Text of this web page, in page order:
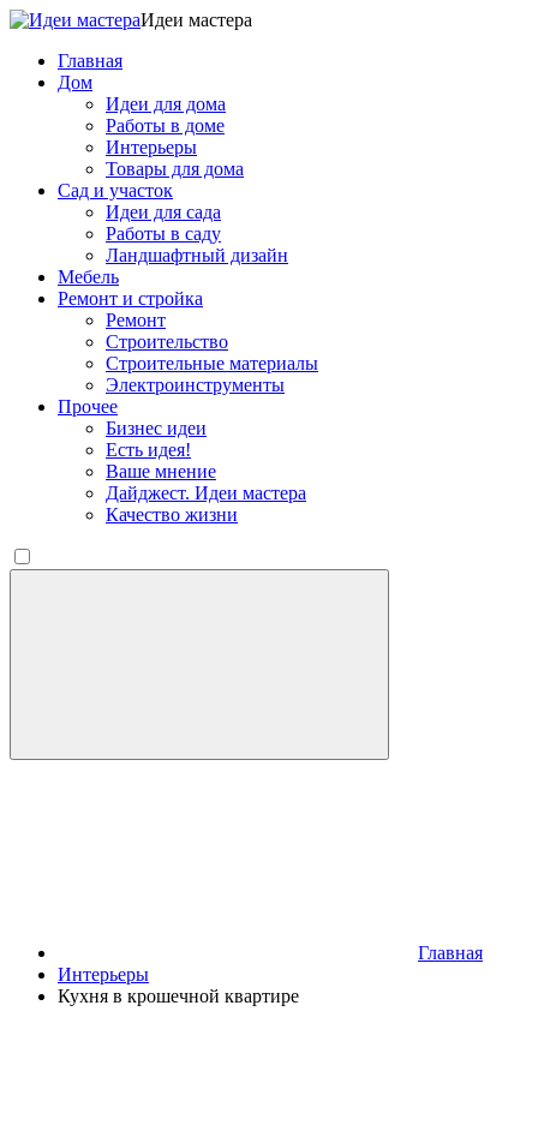
Идеи мастера
Главная
Дом
Идеи для дома
Работы в доме
Интерьеры
Товары для дома
Сад и участок
Идеи для сада
Работы в саду
Ландшафтный дизайн
Мебель
Ремонт и стройка
Ремонт
Строительство
Строительные материалы
Электроинструменты
Прочее
Бизнес идеи
Есть идея!
Ваше мнение
Дайджест. Идеи мастера
Качество жизни
Главная
Интерьеры
Кухня в крошечной квартире